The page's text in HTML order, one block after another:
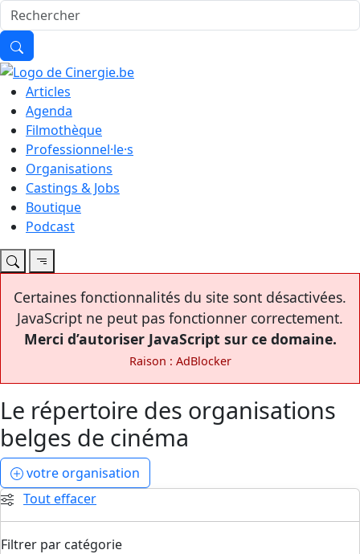
Articles
Agenda
Filmothèque
Professionnel·le·s
Organisations
Castings & Jobs
Boutique
Podcast
Certaines fonctionnalités du site sont désactivées.
JavaScript ne peut pas fonctionner correctement.
Merci d’autoriser JavaScript sur ce domaine.
Raison : AdBlocker
Le répertoire des organisations
belges de cinéma
votre organisation
Tout effacer
Filtrer par catégorie